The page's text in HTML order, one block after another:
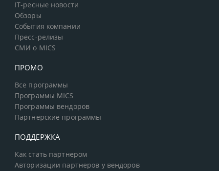
IT-ресные новости
Обзоры
События компании
Пресс-релизы
СМИ о MICS
ПРОМО
Все программы
Программы MICS
Программы вендоров
Партнерские программы
ПОДДЕРЖКА
Как стать партнером
Авторизации партнеров у вендоров